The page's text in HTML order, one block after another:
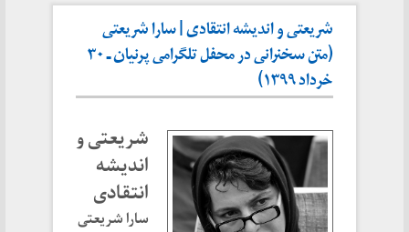
شریعتی و اندیشه انتقادی | سارا شریعتی
(متن سخنرانی در محفل تلگرامی پرنیان ـ ۳۰
خرداد ۱۳۹۹)
شریعتی و
اندیشه
انتقادی
سارا شریعتی